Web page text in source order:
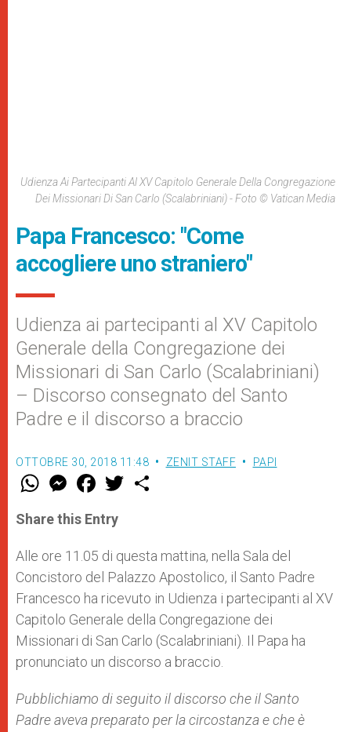
Udienza Ai Partecipanti Al XV Capitolo Generale Della Congregazione
Dei Missionari Di San Carlo (Scalabriniani) - Foto © Vatican Media
Papa Francesco: "Come
accogliere uno straniero"
Udienza ai partecipanti al XV Capitolo
Generale della Congregazione dei
Missionari di San Carlo (Scalabriniani)
– Discorso consegnato del Santo
Padre e il discorso a braccio
OTTOBRE 30, 2018 11:48 ZENIT STAFF PAPI
W
t
s
p
p
M
e
s
e
g
e
r
F
a
e
b
o
k
w
r
Share this Entry
Alle ore 11.05 di questa mattina, nella Sala del
Concistoro del Palazzo Apostolico, il Santo Padre
Francesco ha ricevuto in Udienza i partecipanti al XV
Capitolo Generale della Congregazione dei
Missionari di San Carlo (Scalabriniani). Il Papa ha
pronunciato un discorso a braccio.
Pubblichiamo di seguito il discorso che il Santo
Padre aveva preparato per la circostanza e che è